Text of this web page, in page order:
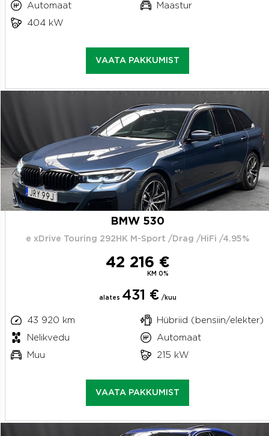
Automaat
Maastur
404 kW
VAATA PAKKUMIST
BMW 530
e xDrive Touring 292HK M-Sport /Drag /HiFi /4.95%
42 216 €
KM 0%
alates 431 € /kuu
43 920 km
Hübriid (bensiin/elekter)
Nelikvedu
Automaat
Muu
215 kW
VAATA PAKKUMIST